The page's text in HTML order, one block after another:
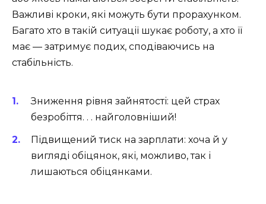
Важливі кроки, які можуть бути прорахунком.
Багато хто в такій ситуації шукає роботу, а хто її
має — затримує подих, сподіваючись на
стабільність.
Зниження рівня зайнятості: цей страх
безробіття. . . найголовніший!
Підвищений тиск на зарплати: хоча й у
вигляді обіцянок, які, можливо, так і
лишаються обіцянками.